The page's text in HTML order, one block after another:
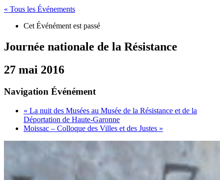
« Tous les Événements
Cet Événément est passé
Journée nationale de la Résistance
27 mai 2016
Navigation Événément
« La nuit des Musées au Musée de la Résistance et de la
Déportation de Haute-Garonne
Moissac – Colloque des Villes et des Justes »